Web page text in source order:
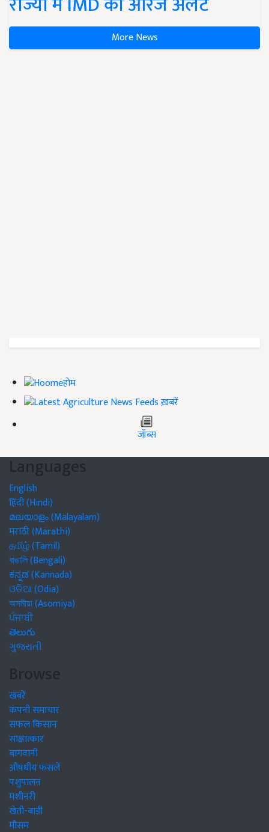
More News
होम
ख़बरें
जॉब्स
Languages
English
हिंदी (Hindi)
മലയാളം (Malayalam)
मराठी (Marathi)
தமிழ் (Tamil)
বাঙালি (Bengali)
ಕನ್ನಡ (Kannada)
ଓଡିଆ (Odia)
অসমীয়া (Asomiya)
ਪੰਜਾਬੀ
తెలుగు
ગુજરાતી
Browse
खबरें
कंपनी समाचार
सफल किसान
साक्षात्कार
बागवानी
औषधीय फसलें
पशुपालन
मशीनरी
खेती-बाड़ी
मौसम